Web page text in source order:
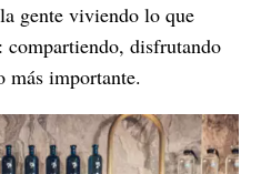
gente viviendo lo que
compartiendo, disfrutando
más importante.